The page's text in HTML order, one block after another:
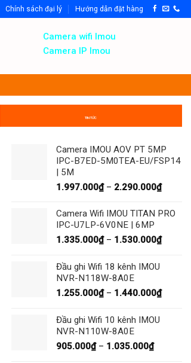
Chính sách đại lý Hướng dẫn đặt hàng
Camera wifi Imou
Camera IP Imou
TIN TỨC
Camera IMOU AOV PT 5MP
IPC-B7ED-5M0TEA-EU/FSP14
| 5M
1.997.000₫ – 2.290.000₫Khoảng
từ
đến
Camera Wifi IMOU TITAN PRO
IPC-U7LP-6V0NE | 6MP
1.335.000₫ – 1.530.000₫Khoảng
đến
Đầu ghi Wifi 18 kênh IMOU
NVR-N118W-8A0E
1.255.000₫ – 1.440.000₫Khoảng
Đầu ghi Wifi 10 kênh IMOU
NVR-N110W-8A0E
905.000₫ – 1.035.000₫Khoảng